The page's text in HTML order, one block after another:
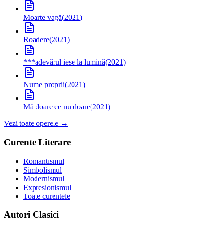
Moarte vagă(2021)
Roadere(2021)
***adevărul iese la lumină(2021)
Nume proprii(2021)
Mă doare ce nu doare(2021)
Vezi toate operele →
Curente Literare
Romantismul
Simbolismul
Modernismul
Expresionismul
Toate curentele
Autori Clasici